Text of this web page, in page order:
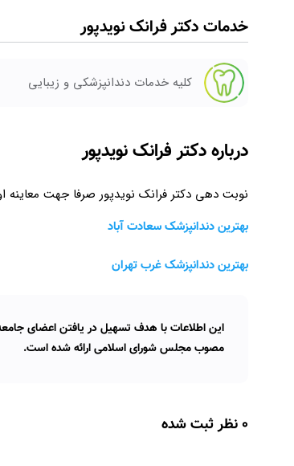
خدمات دکتر فرانک نویدپور
کلیه خدمات دندانپزشکی و زیبایی
درباره دکتر فرانک نویدپور
نوبت دهی دکتر فرانک نویدپور صرفا جهت معاینه
بهترین دندانپزشک سعادت آباد
بهترین دندانپزشک غرب تهران
این اطلاعات با هدف تسهیل در یافتن اعضای
مصوب مجلس شورای اسلامی ارائه شده است.
0 نظر ثبت شده